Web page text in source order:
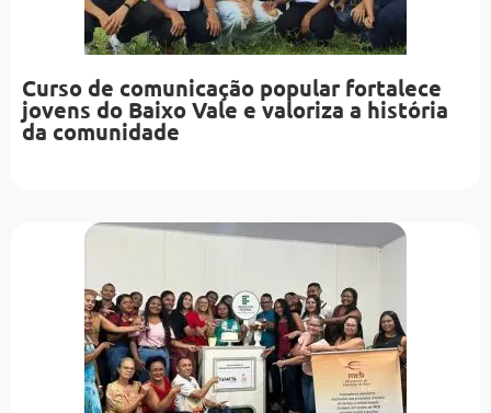
Curso de comunicação popular fortalece
jovens do Baixo Vale e valoriza a história
da comunidade